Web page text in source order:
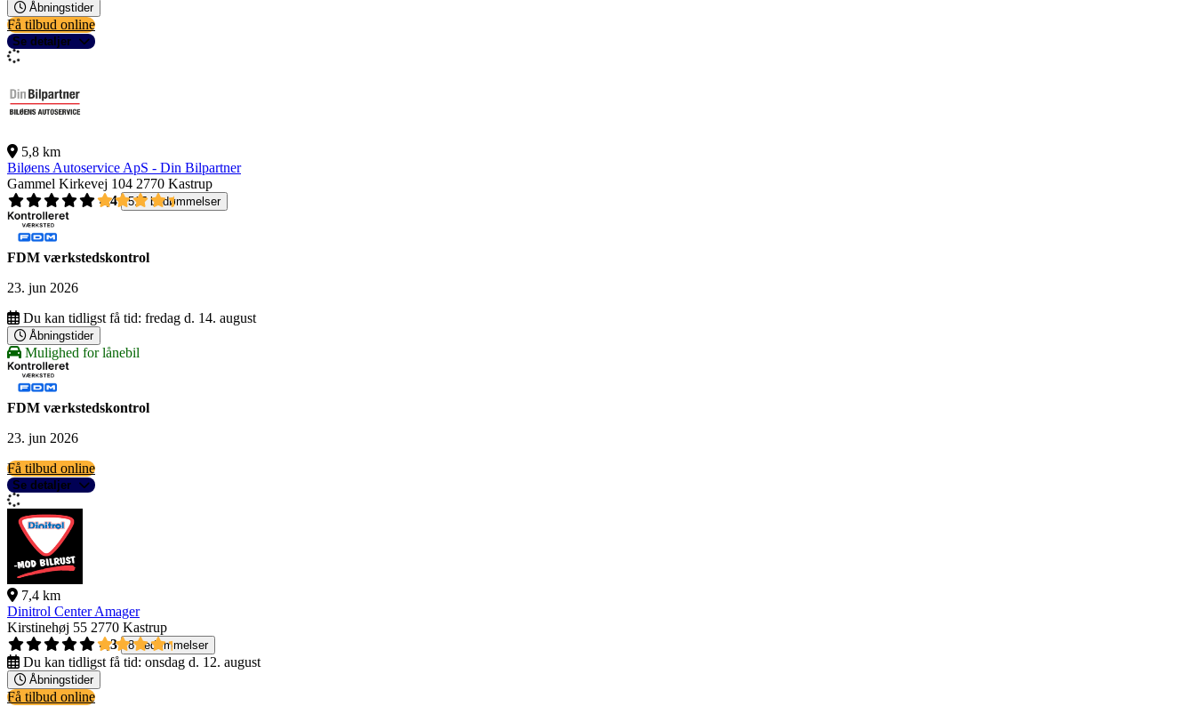
Åbningstider
Få tilbud online
Se detaljer
5,8 km
Biløens Autoservice ApS - Din Bilpartner
Gammel Kirkevej 104 2770 Kastrup
4,4
517 bedømmelser
FDM værkstedskontrol
23. jun 2026
Du kan tidligst få tid: fredag d. 14. august
Åbningstider
Mulighed for lånebil
FDM værkstedskontrol
23. jun 2026
Få tilbud online
Se detaljer
7,4 km
Dinitrol Center Amager
Kirstinehøj 55 2770 Kastrup
4,3
8 bedømmelser
Du kan tidligst få tid: onsdag d. 12. august
Åbningstider
Få tilbud online